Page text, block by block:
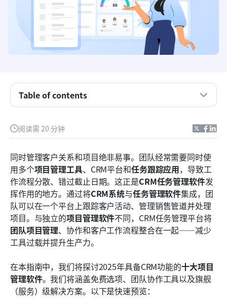
阅读需 20 分钟
同时管理客户关系和项目绝非易事。团队经常需要同时使
用多个项目管理工具、CRM平台和任务跟踪应用，导致工
作流程分散、错过截止日期。这正是CRM任务管理软件发
挥作用的地方。通过将CRM系统与任务管理软件集成，团
队可以在一个平台上跟踪客户活动、管理销售管道并处理
项目。与独立的项目管理软件不同，CRM任务管理平台将
团队项目管理、协作和客户工作流程整合在一起——减少
工具过载并提升生产力。
在本指南中，我们将探讨2025年具备CRM功能的十大项目
管理软件。我们将涵盖免费选项、团队协作工具以及旗舰
（服务）级解决方案。以下是快速预览：
Table of contents
什么是CRM任务管理？
最佳团队管理软件工具的关键功能
CRM任务管理软件一览
2025年十大CRM任务管理软件
如何选择最佳的CRM任务管理软件
结论
常见问题
相关阅读